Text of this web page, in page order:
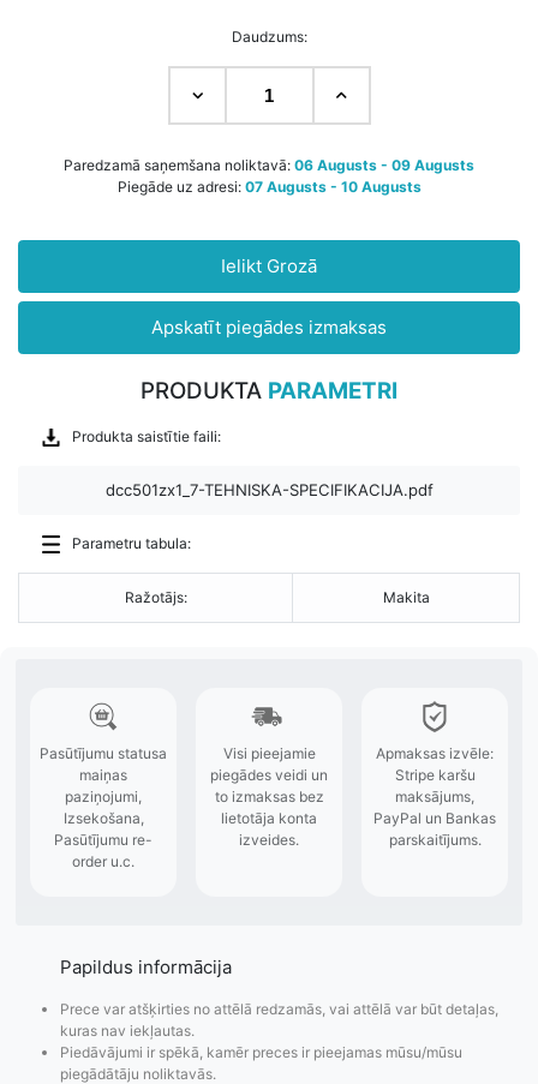
Daudzums:
Paredzamā saņemšana noliktavā: 06 Augusts - 09 Augusts
Piegāde uz adresi: 07 Augusts - 10 Augusts
Ielikt Grozā
Apskatīt piegādes izmaksas
PRODUKTA PARAMETRI
Produkta saistītie faili:
dcc501zx1_7-TEHNISKA-SPECIFIKACIJA.pdf
Parametru tabula:
Ražotājs: Makita
Papildus informācija
Prece var atšķirties no attēlā redzamās, vai attēlā var būt detaļas,
kuras nav iekļautas.
Piedāvājumi ir spēkā, kamēr preces ir pieejamas mūsu/mūsu
piegādātāju noliktavās.